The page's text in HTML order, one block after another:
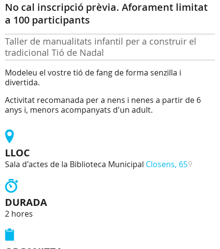
No cal inscripció prèvia. Aforament limitat
a 100 participants
Taller de manualitats infantil per a construir el
tradicional Tió de Nadal
Modeleu el vostre tió de fang de forma senzilla i
divertida.
Activitat recomanada per a nens i nenes a partir de 6
anys i, menors acompanyats d'un adult.
LLOC
Sala d'actes de la Biblioteca Municipal Closens, 65
DURADA
2 hores